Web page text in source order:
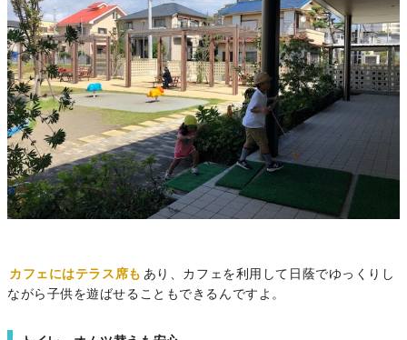
カフェにはテラス席も あり、カフェを利用して日蔭でゆっくりし
ながら子供を遊ばせることもできるんですよ。